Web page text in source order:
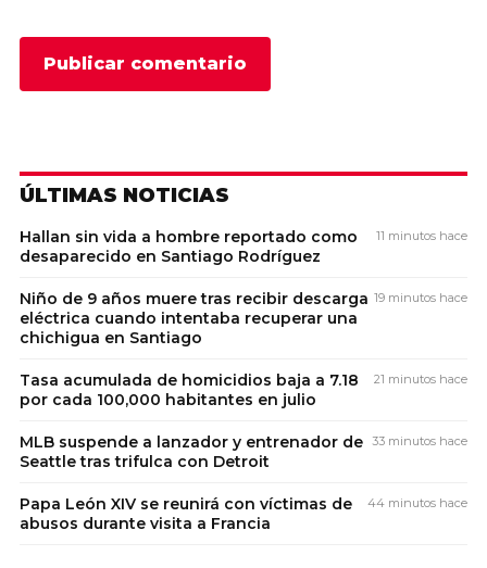
ÚLTIMAS NOTICIAS
Hallan sin vida a hombre reportado como
desaparecido en Santiago Rodríguez
11 minutos hace
Niño de 9 años muere tras recibir descarga
eléctrica cuando intentaba recuperar una
chichigua en Santiago
19 minutos hace
Tasa acumulada de homicidios baja a 7.18
por cada 100,000 habitantes en julio
21 minutos hace
MLB suspende a lanzador y entrenador de
Seattle tras trifulca con Detroit
33 minutos hace
Papa León XIV se reunirá con víctimas de
abusos durante visita a Francia
44 minutos hace